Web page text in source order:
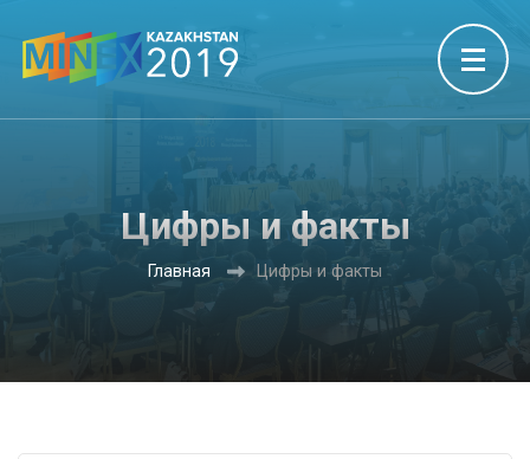
Цифры и факты
Главная Цифры и факты